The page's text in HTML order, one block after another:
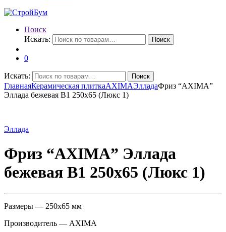
Поиск
Искать:
Поиск
0
Искать: Поиск
ГлавнаяКерамическая плиткаAXIMAЭлладаФриз “AXIMA”
Эллада бежевая B1 250х65 (Люкс 1)
Эллада
Фриз “AXIMA” Эллада
бежевая B1 250х65 (Люкс 1)
Размеры — 250х65 мм
Производитель — AXIMA